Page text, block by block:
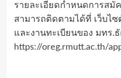
รายละเอียดกำหนดการสมั
สามารถติดตามได้ที่ เว็บไซ
และงานทะเบียนของ มทร.
https://oreg.rmutt.ac.th/